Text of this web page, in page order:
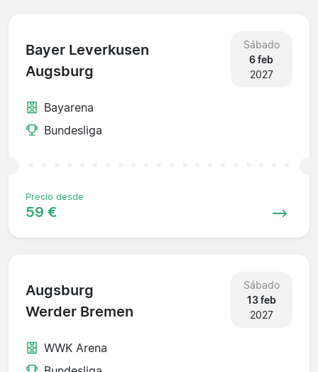
Bayer Leverkusen
Augsburg
Sábado
6 feb
2027
Bayarena
Bundesliga
Precio desde
59 €
Augsburg
Werder Bremen
Sábado
13 feb
2027
WWK Arena